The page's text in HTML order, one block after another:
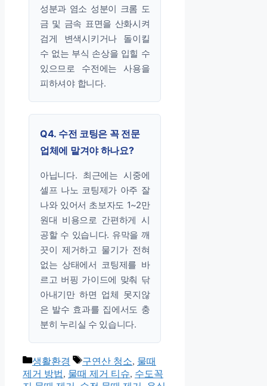
성분과 염소 성분이 크롬 도
금 및 금속 표면을 산화시켜
검게 변색시키거나 돌이킬
수 없는 부식 손상을 입힐 수
있으므로 수전에는 사용을
피하셔야 합니다.
Q4. 수전 코팅은 꼭 전문
업체에 맡겨야 하나요?
아닙니다. 최근에는 시중에
셀프 나노 코팅제가 아주 잘
나와 있어서 초보자도 1~2만
원대 비용으로 간편하게 시
공할 수 있습니다. 유막을 깨
끗이 제거하고 물기가 전혀
없는 상태에서 코팅제를 바
르고 버핑 가이드에 맞춰 닦
아내기만 하면 업체 못지않
은 발수 효과를 집에서도 충
분히 누리실 수 있습니다.
카
테
생활환경
태
그
구연산 청소, 물때
제거 방법, 물때 제거 티슈, 수도꼭